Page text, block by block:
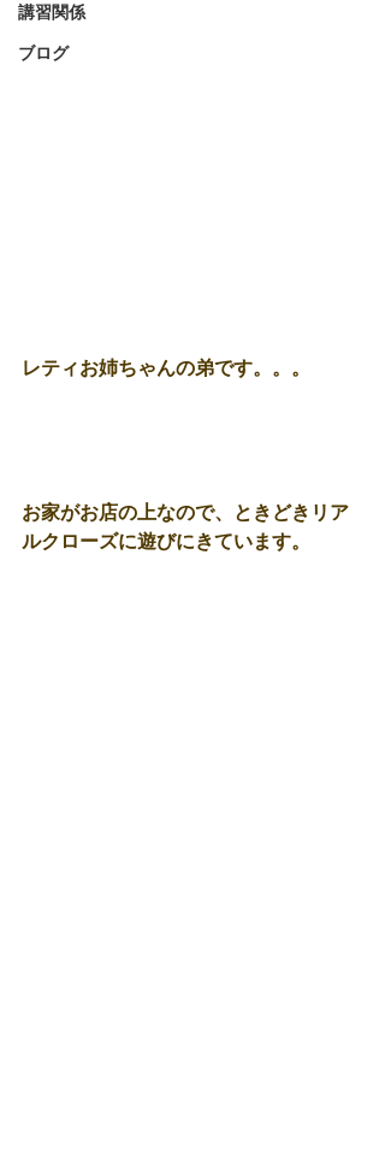
講習関係
ブログ
レティお姉ちゃんの弟です。。。
お家がお店の上なので、ときどきリア
ルクローズに遊びにきています。